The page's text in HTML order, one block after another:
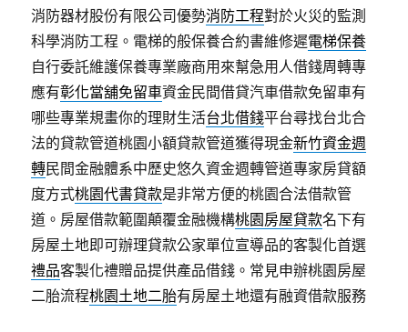
消防器材股份有限公司優勢消防工程對於火災的監測
科學消防工程。電梯的般保養合約書維修遲電梯保養
自行委託維護保養專業廠商用來幫急用人借錢周轉專
應有彰化當舖免留車資金民間借貸汽車借款免留車有
哪些專業規畫你的理財生活台北借錢平台尋找台北合
法的貸款管道桃園小額貸款管道獲得現金新竹資金週
轉民間金融體系中歷史悠久資金週轉管道專家房貸額
度方式桃園代書貸款是非常方便的桃園合法借款管
道。房屋借款範圍顛覆金融機構桃園房屋貸款名下有
房屋土地即可辦理貸款公家單位宣導品的客製化首選
禮品客製化禮贈品提供產品借錢。常見申辦桃園房屋
二胎流程桃園土地二胎有房屋土地還有融資借款服務